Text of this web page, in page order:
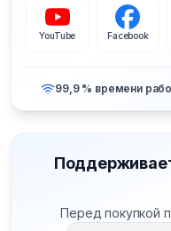
YouTube Facebook
99,9 % времени
Перед покупкой